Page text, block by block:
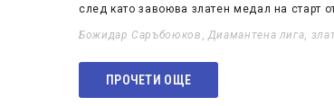
след като завоюва златен медал на старт
Божидар Саръбоюков , Диамантена лига,
ПРОЧЕТИ ОЩЕ